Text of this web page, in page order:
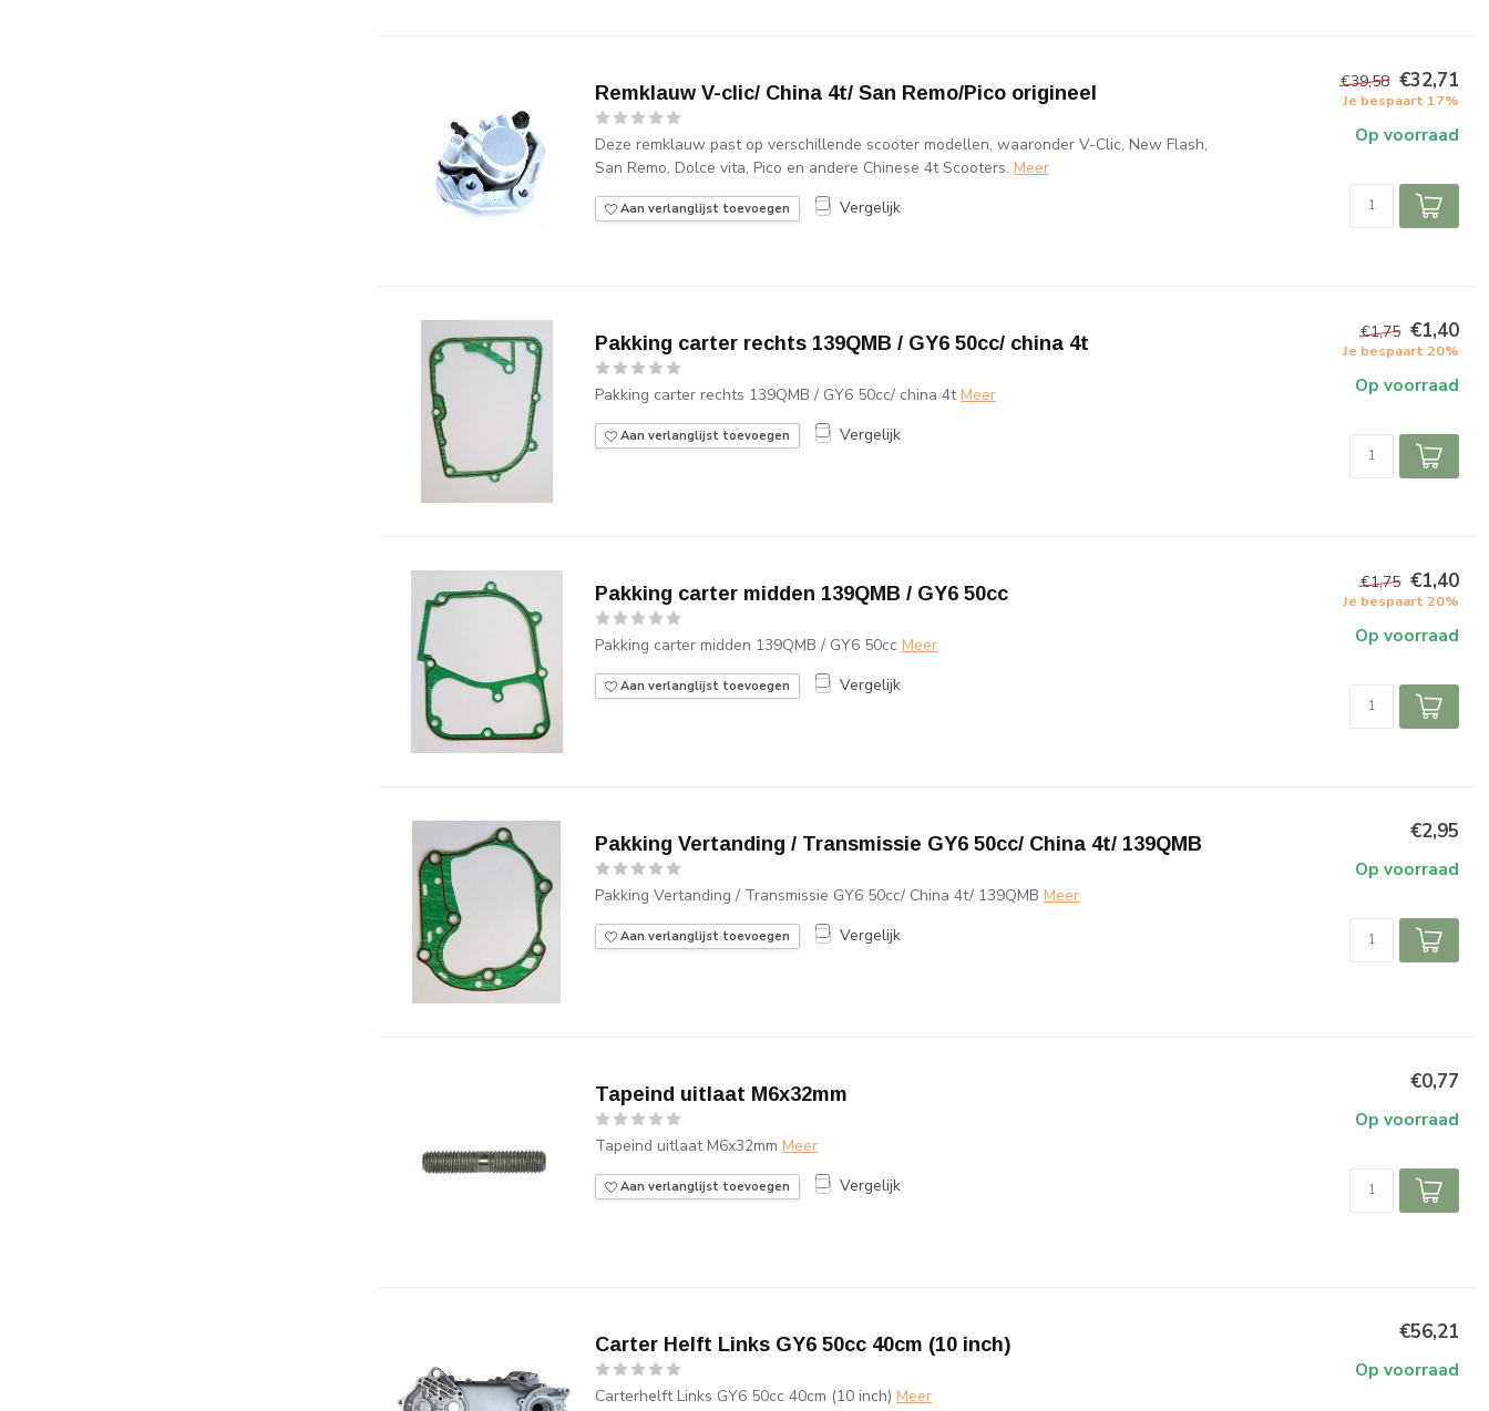
Remklauw V-clic/ China 4t/ San Remo/Pico origineel
Deze remklauw past op verschillende scooter modellen, waaronder V-Clic, New Flash,
San Remo, Dolce vita, Pico en andere Chinese 4t Scooters. Meer
Aan verlanglijst toevoegen Vergelijk
€39,58 €32,71
Je bespaart 17%
Op voorraad
Pakking carter rechts 139QMB / GY6 50cc/ china 4t
Pakking carter rechts 139QMB / GY6 50cc/ china 4t Meer
Aan verlanglijst toevoegen Vergelijk
€1,75 €1,40
Je bespaart 20%
Op voorraad
Pakking carter midden 139QMB / GY6 50cc
Pakking carter midden 139QMB / GY6 50cc Meer
Aan verlanglijst toevoegen Vergelijk
€1,75 €1,40
Je bespaart 20%
Op voorraad
Pakking Vertanding / Transmissie GY6 50cc/ China 4t/ 139QMB
Pakking Vertanding / Transmissie GY6 50cc/ China 4t/ 139QMB Meer
Aan verlanglijst toevoegen Vergelijk
€2,95
Op voorraad
Tapeind uitlaat M6x32mm
Tapeind uitlaat M6x32mm Meer
Aan verlanglijst toevoegen Vergelijk
€0,77
Op voorraad
Carter Helft Links GY6 50cc 40cm (10 inch)
Carterhelft Links GY6 50cc 40cm (10 inch) Meer
€56,21
Op voorraad